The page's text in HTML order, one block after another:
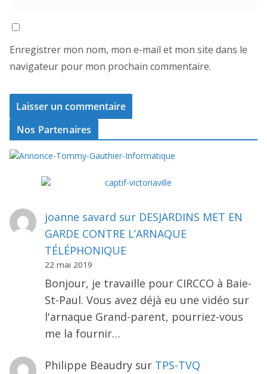
Enregistrer mon nom, mon e-mail et mon site dans le
navigateur pour mon prochain commentaire.
Nos Partenaires
joanne savard sur DESJARDINS MET EN
GARDE CONTRE L’ARNAQUE
TÉLÉPHONIQUE
22 mai 2019
Bonjour, je travaille pour CIRCCO à Baie-
St-Paul. Vous avez déjà eu une vidéo sur
l'arnaque Grand-parent, pourriez-vous
me la fournir…
Philippe Beaudrysur TPS-TVQ